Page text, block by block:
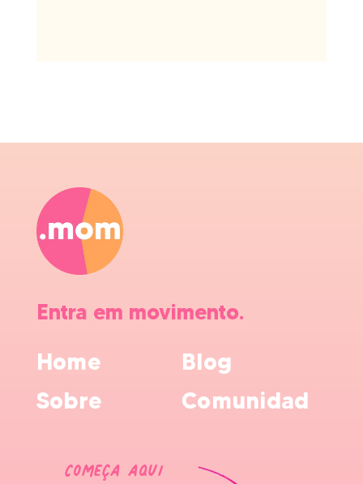
Entra em movimento.
Home
Sobre
Blog
Comunidad
Começa aqui